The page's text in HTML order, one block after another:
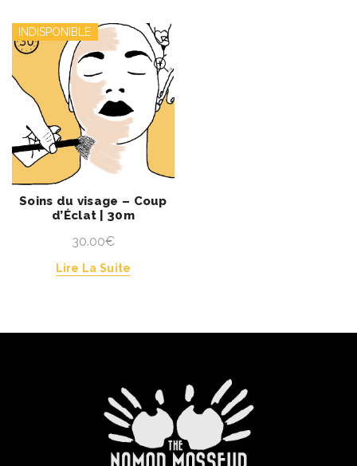
INDISPONIBLE
Soins du visage – Coup
d’Éclat | 30m
30.00€
Lire La Suite